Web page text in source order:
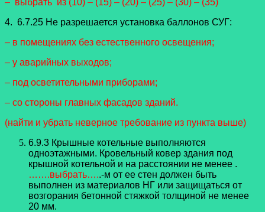
4. 6.7.25 Не разрешается установка баллонов СУГ:
– в помещениях без естественного освещения;
– у аварийных выходов;
– под осветительными приборами;
– со стороны главных фасадов зданий.
(найти и убрать неверное требование из пункта выше)
6.9.3 Крышные котельные выполняются
одноэтажными. Кровельный ковер здания под
крышной котельной и на расстоянии не менее .
…….выбрать…..-м от ее стен должен быть
выполнен из материалов НГ или защищаться от
возгорания бетонной стяжкой толщиной не менее
20 мм.